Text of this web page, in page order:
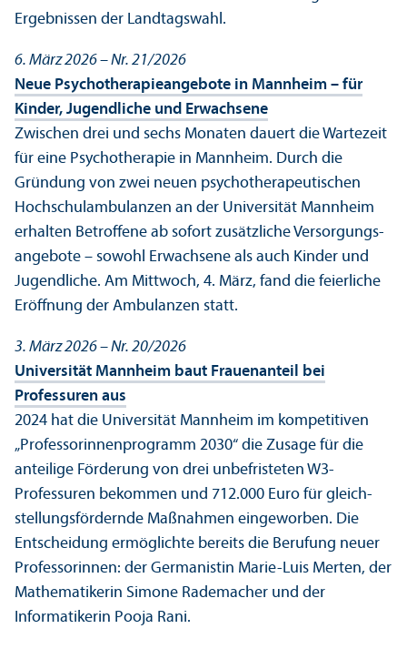
Ergebnissen der Landtagswahl.
6. März 2026 – Nr. 21/2026
Neue Psychotherapieangebote in Mannheim – für
Kinder, Jugendliche und Erwachsene
Zwischen drei und sechs Monaten dauert die Wartezeit
für eine Psychotherapie in Mannheim. Durch die
Gründung von zwei neuen psychotherapeutischen
Hochschul­ambulanzen an der Universität Mannheim
erhalten Betroffene ab sofort zusätzliche Versorgungs­
angebote – sowohl Erwachsene als auch Kinder und
Jugendliche. Am Mittwoch, 4. März, fand die feierliche
Eröffnung der Ambulanzen statt.
3. März 2026 – Nr. 20/2026
Universität Mannheim baut Frauenanteil bei
Professuren aus
2024 hat die Universität Mannheim im kompetitiven
„Professorinnen­programm 2030“ die Zusage für die
anteilige Förderung von drei unbefristeten W3-
Professuren bekommen und 712.000 Euro für gleich­
stellungs­fördernde Maßnahmen eingeworben. Die
Entscheidung ermöglichte bereits die Berufung neuer
Professorinnen: der Germanistin Marie-Luis Merten, der
Mathematikerin Simone Rademacher und der
Informatikerin Pooja Rani.